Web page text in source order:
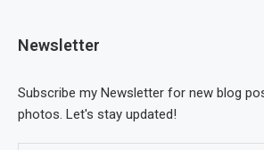
Newsletter
Subscribe my Newsletter for new blog
photos. Let's stay updated!